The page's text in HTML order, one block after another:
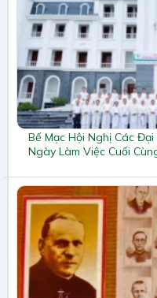
Bế Mạc Hội Nghị Các
Ngày Làm Việc Cuối